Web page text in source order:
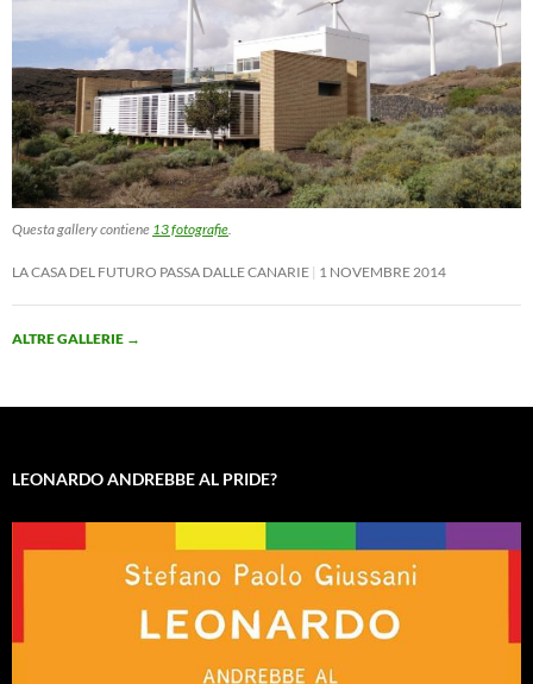
Questa gallery contiene 13 fotografie
LA CASA DEL FUTURO PASSA DALLE CANARIE 1 NOVEMBRE 2014
ALTRE GALLERIE →
LEONARDO ANDREBBE AL PRIDE?